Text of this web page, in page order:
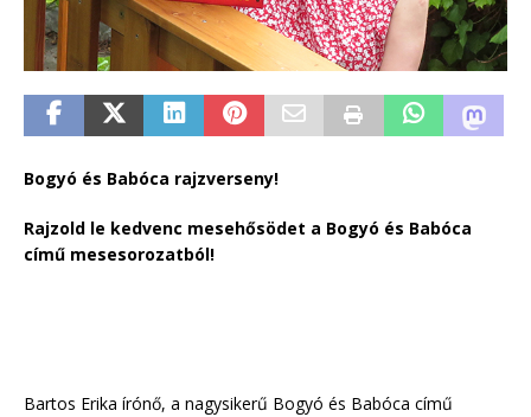
Bogyó és Babóca rajzverseny!
Rajzold le kedvenc mesehősödet a Bogyó és Babóca
című mesesorozatból!
Bartos Erika írónő, a nagysikerű Bogyó és Babóca című